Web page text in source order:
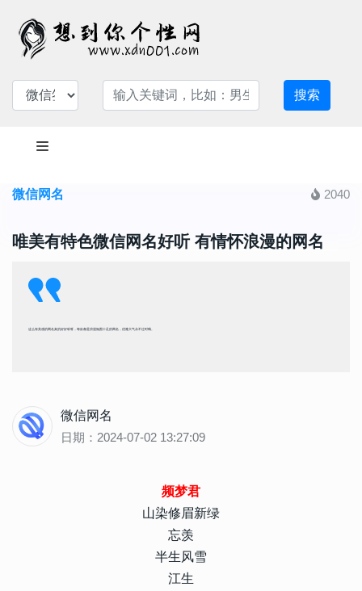
搜索
微信网名 2040
唯美有特色微信网名好听 有情怀浪漫的网名
这么有美感的网名真的好好听呀，每款都是浪漫氛围十足的网名，优雅大气永不过时哦。
微信网名
日期：2024-07-02 13:27:09
频梦君
山染修眉新绿
忘羡
半生风雪
江生